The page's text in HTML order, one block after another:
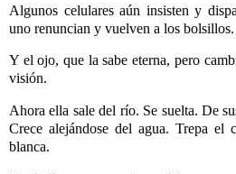
Algunos celulares aún insisten y
uno renuncian y vuelven a los
Y el ojo, que la sabe eterna, pero
visión.
Ahora ella sale del río. Se suelta. De
Crece alejándose del agua. Trepa el
blanca.